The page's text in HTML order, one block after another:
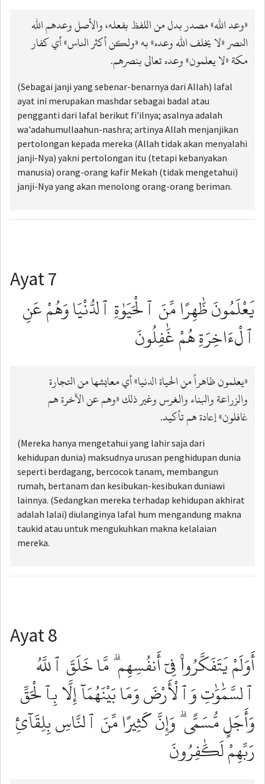
«وعد الله» مصدر بدل من اللفظ بفعله، والأصل وعدهم الله
النصر «لا يخلف الله وعده» به «ولكن أكثر الناس» أي كفار
مكة «لا يعلمون» وعده تعالى بنصرهم.
(Sebagai janji yang sebenar-benarnya dari Allah) lafal
ayat ini merupakan mashdar sebagai badal atau
pengganti dari lafal berikut fi'ilnya; asalnya adalah
wa'adahumullaahun-nashra; artinya Allah menjanjikan
pertolongan kepada mereka (Allah tidak akan menyalahi
janji-Nya) yakni pertolongan itu (tetapi kebanyakan
manusia) orang-orang kafir Mekah (tidak mengetahui)
janji-Nya yang akan menolong orang-orang beriman.
Ayat 7
يَعْلَمُونَ ظَٰهِرًا مِّنَ ٱلْحَيَوٰةِ ٱلدُّنْيَا وَهُمْ عَنِ
ٱلْءَاخِرَةِ هُمْ غَٰفِلُونَ
«يعلمون ظاهراً من الحياة الدنيا» أي معايشها من التجارة
والزراعة والبناء والغرس وغير ذلك «وهم عن الآخرة هم
غافلون» إعادة هم تأكيد.
(Mereka hanya mengetahui yang lahir saja dari
kehidupan dunia) maksudnya urusan penghidupan dunia
seperti berdagang, bercocok tanam, membangun
rumah, bertanam dan kesibukan-kesibukan duniawi
lainnya. (Sedangkan mereka terhadap kehidupan akhirat
adalah lalai) diulanginya lafal hum mengandung makna
taukid atau untuk mengukuhkan makna kelalaian
mereka.
Ayat 8
أَوَلَمْ يَتَفَكَّرُوا۟ فِىٓ أَنفُسِهِم ۗ مَّا خَلَقَ ٱللَّهُ
ٱلسَّمَٰوَٰتِ وَٱلْأَرْضَ وَمَا بَيْنَهُمَآ إِلَّا بِٱلْحَقِّ
وَأَجَلٍ مُّسَمًّى ۗ وَإِنَّ كَثِيرًا مِّنَ ٱلنَّاسِ بِلِقَآئِ
رَبِّهِمْ لَكَٰفِرُونَ